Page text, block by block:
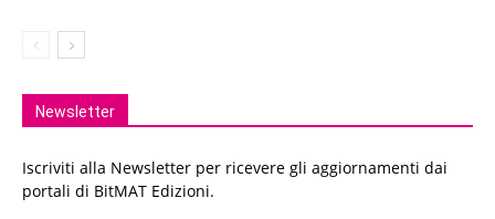
Newsletter
Iscriviti alla Newsletter per ricevere gli aggiornamenti dai
portali di BitMAT Edizioni.